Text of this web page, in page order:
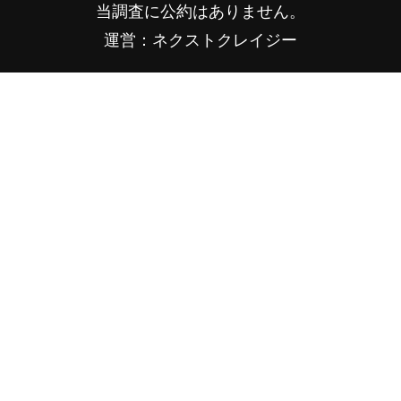
当調査に公約はありません。
運営：ネクストクレイジー